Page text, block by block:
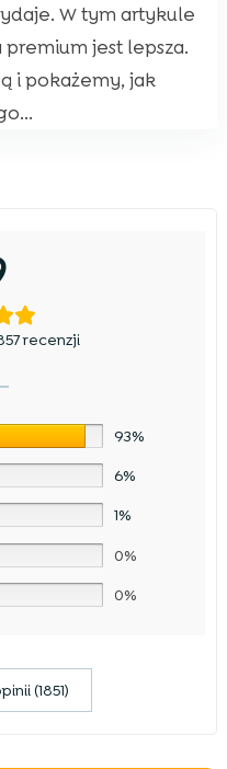
W tym artykule
jest lepsza.
i pokażemy, jak
recenzji
93%
6%
1%
0%
0%
(1851)